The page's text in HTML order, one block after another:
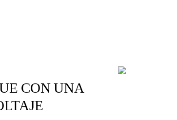
CON UNA